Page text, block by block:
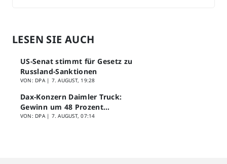
LESEN SIE AUCH
US-Senat stimmt für Gesetz zu
Russland-Sanktionen
VON: DPA | 7. AUGUST, 19:28
Dax-Konzern Daimler Truck:
Gewinn um 48 Prozent
eingebrochen
VON: DPA | 7. AUGUST, 07:14